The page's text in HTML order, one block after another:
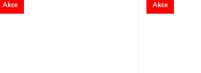
Akce Akce